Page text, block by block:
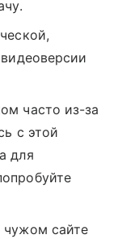
часто из-за
с этой
для
чужом сайте